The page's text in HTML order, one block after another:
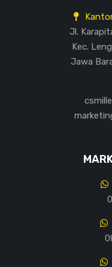
Jl.
Kec.
Jawa